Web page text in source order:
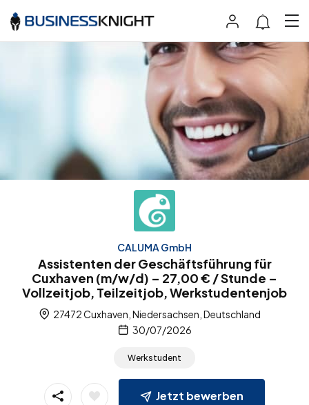
CALUMA GmbH
Assistenten der Geschäftsführung für
Cuxhaven (m/w/d) – 27,00 € / Stunde –
Vollzeitjob, Teilzeitjob, Werkstudentenjob
27472 Cuxhaven, Niedersachsen, Deutschland
30/07/2026
Werkstudent
Jetzt bewerben